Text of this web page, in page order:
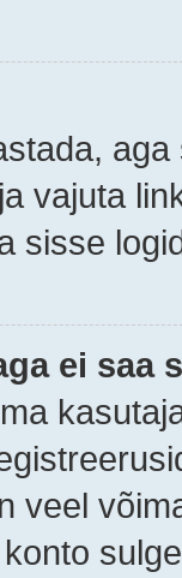
vajuta
sisse
ei saa
veel